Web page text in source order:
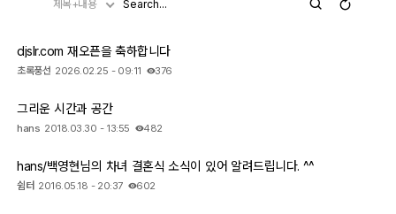
제목+내용
djslr.com 재오픈을 축하합니다
초록풍선 2026.02.25 - 09:11 376
그리운 시간과 공간
hans 2018.03.30 - 13:55 482
hans/백영현님의 차녀 결혼식 소식이 있어 알려드립니다. ^^
쉼터 2016.05.18 - 20:37 602